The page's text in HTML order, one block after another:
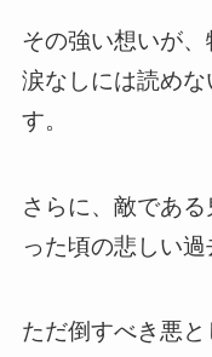
その強い想いが、
涙なしには読め
す。
さらに、敵であ
った頃の悲しい過
ただ倒すべき悪